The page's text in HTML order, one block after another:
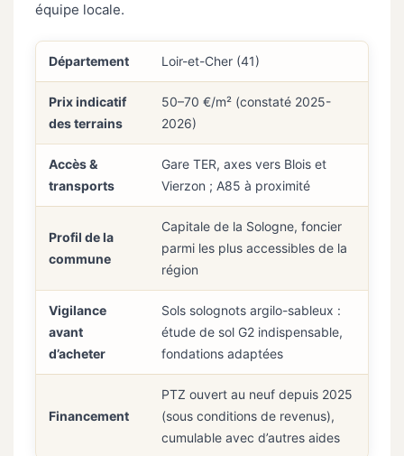
équipe locale.
Département Loir-et-Cher (41)
Prix indicatif
des terrains
50–70 €/m² (constaté 2025-
2026)
Accès &
transports
Gare TER, axes vers Blois et
Vierzon ; A85 à proximité
Profil de la
commune
Capitale de la Sologne, foncier
parmi les plus accessibles de la
région
Vigilance
avant
d’acheter
Sols solognots argilo-sableux :
étude de sol G2 indispensable,
fondations adaptées
Financement
PTZ ouvert au neuf depuis 2025
(sous conditions de revenus),
cumulable avec d’autres aides